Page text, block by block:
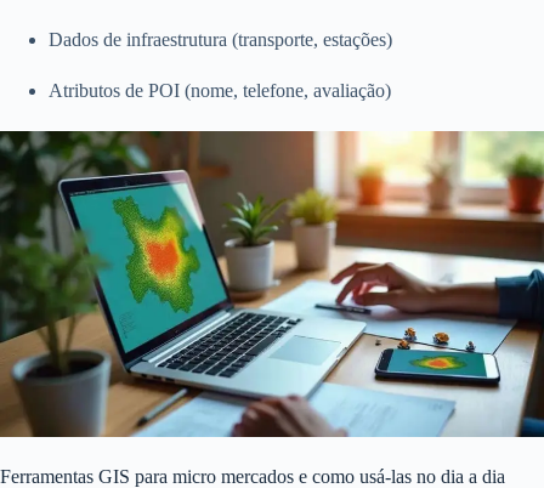
Dados de infraestrutura (transporte, estações)
Atributos de POI (nome, telefone, avaliação)
Ferramentas GIS para micro mercados e como usá-las no dia a dia